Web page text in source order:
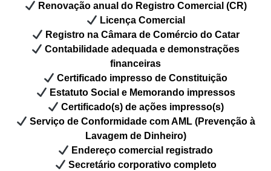
Renovação anual do Registro Comercial (CR)
Licença Comercial
Registro na Câmara de Comércio do Catar
Contabilidade adequada e demonstrações
financeiras
Certificado impresso de Constituição
Estatuto Social e Memorando impressos
Certificado(s) de ações impresso(s)
Serviço de Conformidade com AML (Prevenção à
Lavagem de Dinheiro)
Endereço comercial registrado
Secretário corporativo completo